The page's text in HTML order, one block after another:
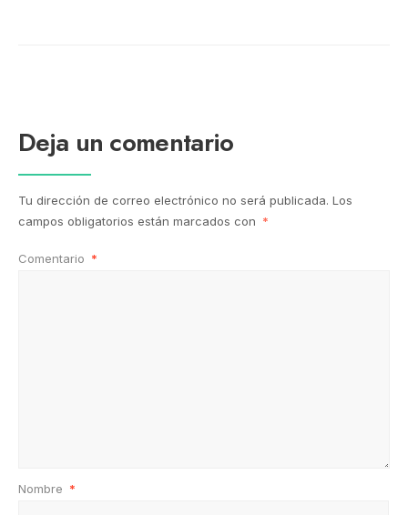
Deja un comentario
Tu dirección de correo electrónico no será publicada. Los
campos obligatorios están marcados con *
Comentario *
Nombre *